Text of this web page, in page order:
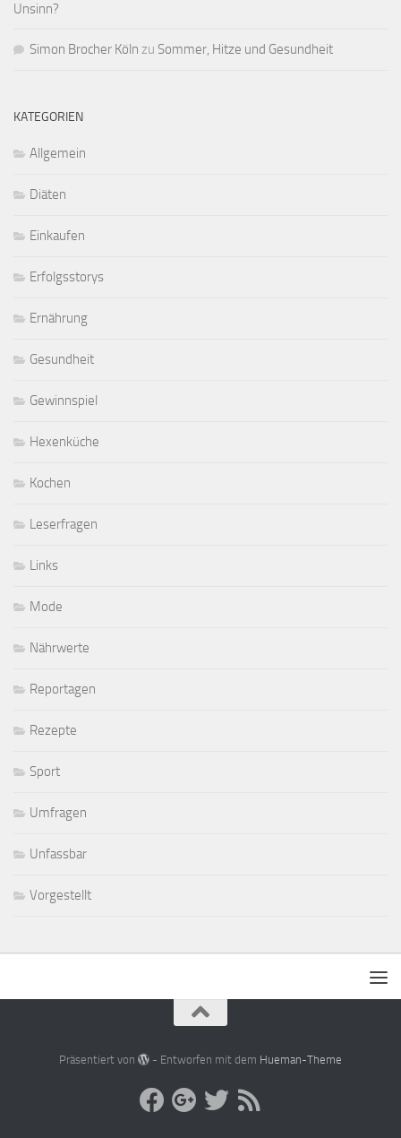
Unsinn?
Simon Brocher Köln zu Sommer, Hitze und Gesundheit
KATEGORIEN
Allgemein
Diäten
Einkaufen
Erfolgsstorys
Ernährung
Gesundheit
Gewinnspiel
Hexenküche
Kochen
Leserfragen
Links
Mode
Nährwerte
Reportagen
Rezepte
Sport
Umfragen
Unfassbar
Vorgestellt
Präsentiert von - Entworfen mit dem Hueman-Theme